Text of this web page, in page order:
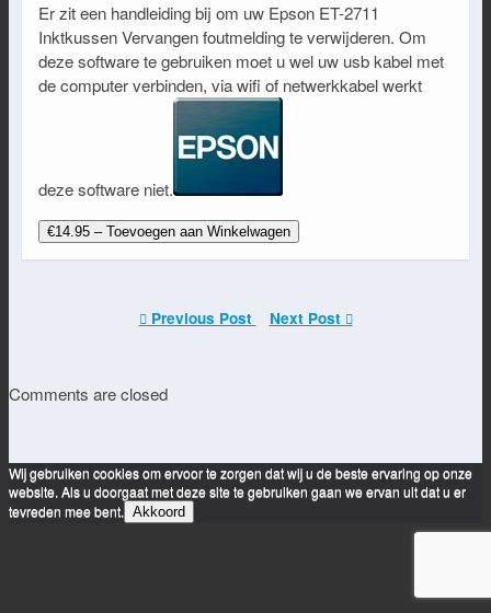
Er zit een handleiding bij om uw Epson ET-2711
Inktkussen Vervangen foutmelding te verwijderen. Om
deze software te gebruiken moet u wel uw usb kabel met
de computer verbinden, via wifi of netwerkkabel werkt
deze software niet.
€14.95 – Toevoegen aan Winkelwagen
Previous Post Next Post
Comments are closed
Wij gebruiken cookies om ervoor te zorgen dat wij u de beste ervaring op onze
website. Als u doorgaat met deze site te gebruiken gaan we ervan uit dat u er
tevreden mee bent. Akkoord